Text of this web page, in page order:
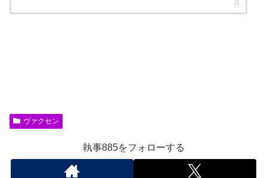
ヴァクセン
執事885をフォローする